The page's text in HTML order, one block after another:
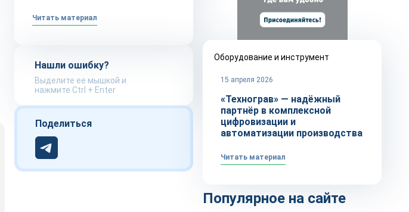
Читать материал
Нашли ошибку?
Выделите ее мышкой и
нажмите Ctrl + Enter
Поделиться
Оборудование и инструмент
15 апреля 2026
«Технограв» — надёжный
партнёр в комплексной
цифровизации и
автоматизации производства
Читать материал
Популярное на сайте